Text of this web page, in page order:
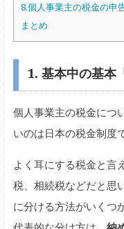
8.個人事業主の税金の申
まとめ
1. 基本中の基本
個人事業主の税金につ
いのは日本の税金制度
よく耳にする税金と言
税、相続税などだと思
に分ける方法がいくつ